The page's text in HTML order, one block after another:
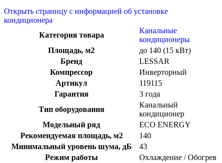
Открыть страницу с информацией об установке
кондиционера
Категория товара
Канальные
кондиционеры
Площадь, м2
до 140 (15 кВт)
Бренд
LESSAR
Компрессор
Инверторный
Артикул
119115
Гарантия
3 года
Тип оборудования
Канальный
кондиционер
Модельный ряд
ECO ENERGY
Рекомендуемая площадь, м2
140
Минимальный уровень шума, дБ
43
Режим работы
Охлаждение / Обогрев